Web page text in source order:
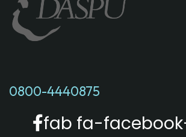
0800-4440875
fab fa-